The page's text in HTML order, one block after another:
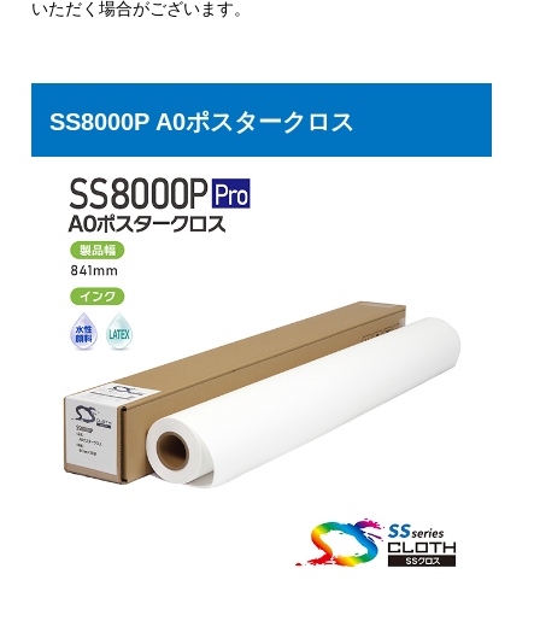
いただく場合がございます。
SS8000P A0ポスタークロス